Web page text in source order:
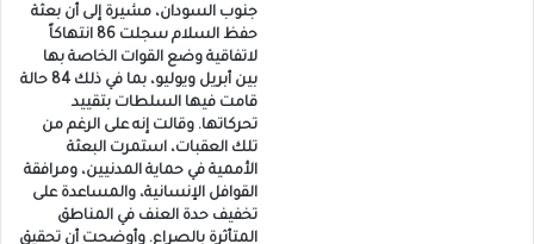
جنوب السودان، مشيرة إلى أن بعثة
حفظ السلام سجلت 86 انتهاكاً
لاتفاقية وضع القوات الخاصة بها
بين أبريل ويوليو، بما في ذلك 84 حالة
قامت فيها السلطات بتقييد
تحركاتها. وقالت إنه على الرغم من
تلك العقبات، استمرت البعثة
الأممية في حماية المدنيين، ومرافقة
القوافل الإنسانية، والمساعدة على
تخفيف حدة العنف في المناطق
المتأثرة بالصراع. وأوضحت أن تحقيق